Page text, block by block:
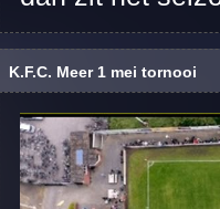
K.F.C. Meer 1 mei tornooi